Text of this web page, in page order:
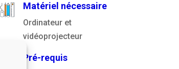
Matériel nécessaire
Ordinateur et
vidéoprojecteur
Pré-requis